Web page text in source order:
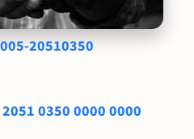
20510350
0350 0000 0000